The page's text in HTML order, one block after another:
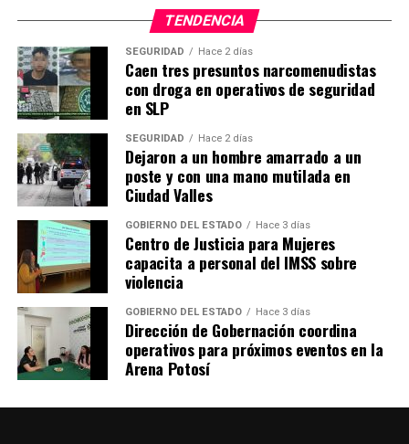
TENDENCIA
SEGURIDAD Hace 2 días
Caen tres presuntos narcomenudistas
con droga en operativos de seguridad
en SLP
SEGURIDAD Hace 2 días
Dejaron a un hombre amarrado a un
poste y con una mano mutilada en
Ciudad Valles
GOBIERNO DEL ESTADO Hace 3 días
Centro de Justicia para Mujeres
capacita a personal del IMSS sobre
violencia
GOBIERNO DEL ESTADO Hace 3 días
Dirección de Gobernación coordina
operativos para próximos eventos en la
Arena Potosí